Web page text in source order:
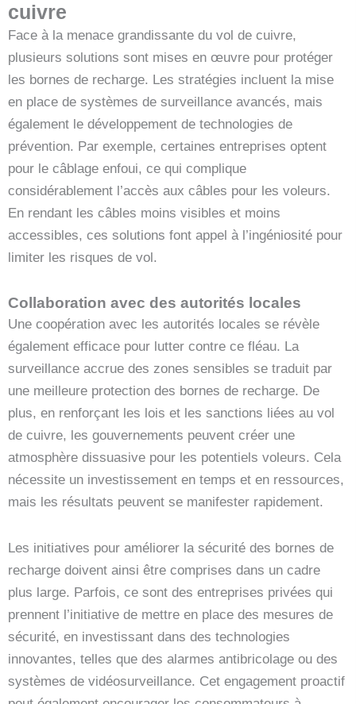
cuivre
Face à la menace grandissante du vol de cuivre,
plusieurs solutions sont mises en œuvre pour protéger
les bornes de recharge. Les stratégies incluent la mise
en place de systèmes de surveillance avancés, mais
également le développement de technologies de
prévention. Par exemple, certaines entreprises optent
pour le câblage enfoui, ce qui complique
considérablement l’accès aux câbles pour les voleurs.
En rendant les câbles moins visibles et moins
accessibles, ces solutions font appel à l’ingéniosité pour
limiter les risques de vol.
Collaboration avec des autorités locales
Une coopération avec les autorités locales se révèle
également efficace pour lutter contre ce fléau. La
surveillance accrue des zones sensibles se traduit par
une meilleure protection des bornes de recharge. De
plus, en renforçant les lois et les sanctions liées au vol
de cuivre, les gouvernements peuvent créer une
atmosphère dissuasive pour les potentiels voleurs. Cela
nécessite un investissement en temps et en ressources,
mais les résultats peuvent se manifester rapidement.
Les initiatives pour améliorer la sécurité des bornes de
recharge doivent ainsi être comprises dans un cadre
plus large. Parfois, ce sont des entreprises privées qui
prennent l’initiative de mettre en place des mesures de
sécurité, en investissant dans des technologies
innovantes, telles que des alarmes antibricolage ou des
systèmes de vidéosurveillance. Cet engagement proactif